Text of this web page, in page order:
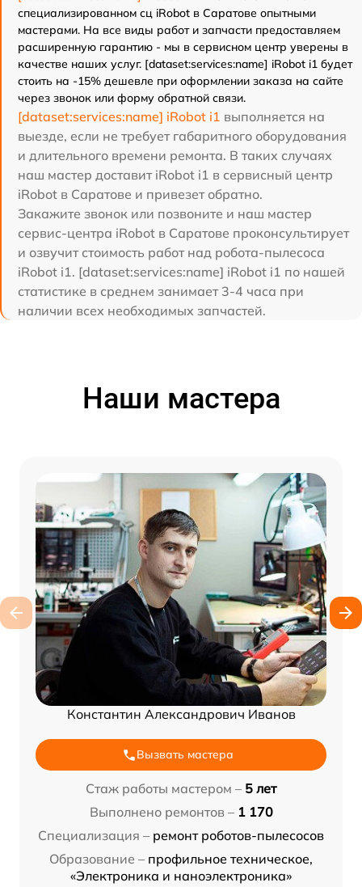
специализированном сц iRobot в Саратове опытными
мастерами. На все виды работ и запчасти предоставляем
расширенную гарантию - мы в сервисном центр уверены в
качестве наших услуг. [dataset:services:name] iRobot i1 будет
стоить на -15% дешевле при оформлении заказа на сайте
через звонок или форму обратной связи.
[dataset:services:name] iRobot i1 выполняется на
выезде, если не требует габаритного оборудования
и длительного времени ремонта. В таких случаях
наш мастер доставит iRobot i1 в сервисный центр
iRobot в Саратове и привезет обратно.
Закажите звонок или позвоните и наш мастер
сервис-центра iRobot в Саратове проконсультирует
и озвучит стоимость работ над робота-пылесоса
iRobot i1. [dataset:services:name] iRobot i1 по нашей
статистике в среднем занимает 3-4 часа при
наличии всех необходимых запчастей.
Наши мастера
Константин Александрович Иванов
Вызвать мастера
Стаж работы мастером – 5 лет
Выполнено ремонтов – 1 170
Специализация – ремонт роботов-пылесосов
Образование – профильное техническое,
«Электроника и наноэлектроника»